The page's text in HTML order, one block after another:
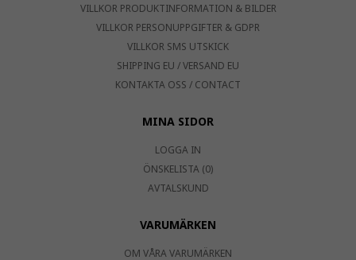
VILLKOR PRODUKTINFORMATION & BILDER
VILLKOR PERSONUPPGIFTER & GDPR
VILLKOR SMS UTSKICK
SHIPPING EU / VERSAND EU
KONTAKTA OSS / CONTACT
MINA SIDOR
LOGGA IN
ÖNSKELISTA (0)
AVTALSKUND
VARUMÄRKEN
OM VÅRA VARUMÄRKEN